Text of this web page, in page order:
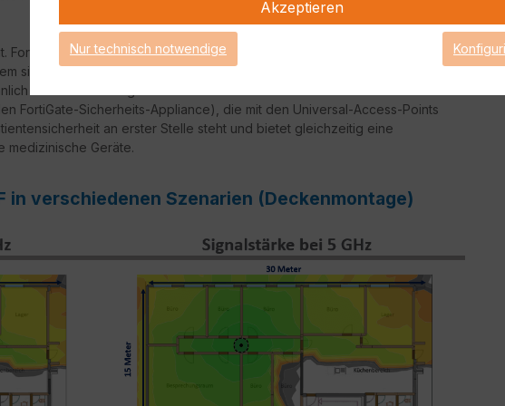
Universal-APs ermöglichen es Krankenhäusern, die
sie lebenswichtige Anwendungen wie Telemetrie ermöglichen, die eine
hohe Zuverlässigkeit erfordern. Der dedizierte Wireless-Controller
FortiGate-Sicherheits-Appliance), die mit den Universal-Access-Points
an erster Stelle steht und bietet gleichzeitig eine
medizinische Geräte.
in verschiedenen Szenarien (Deckenmontage)
Akzeptieren
Nur technisch notwendige